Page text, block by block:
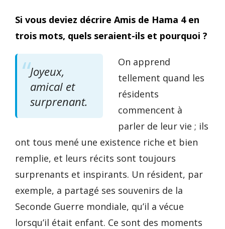
Si vous deviez décrire Amis de Hama 4 en
trois mots, quels seraient-ils et pourquoi ?
Joyeux,
amical et
surprenant.
On apprend
tellement quand les
résidents
commencent à
parler de leur vie ; ils
ont tous mené une existence riche et bien
remplie, et leurs récits sont toujours
surprenants et inspirants. Un résident, par
exemple, a partagé ses souvenirs de la
Seconde Guerre mondiale, qu’il a vécue
lorsqu’il était enfant. Ce sont des moments